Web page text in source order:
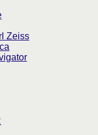
Zeiss